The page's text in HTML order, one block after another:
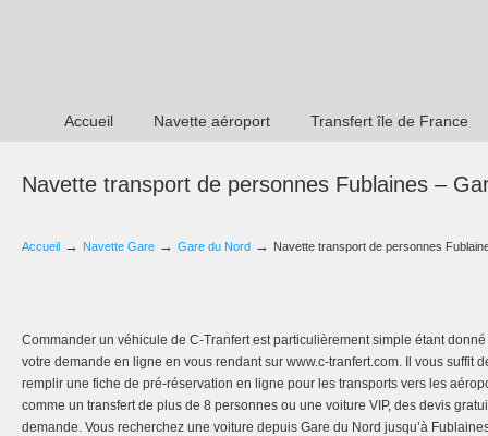
Accueil Navette aéroport Transfert île de France
Navette transport de personnes Fublaines –
Accueil → Navette Gare → Gare du Nord → Navette transport de personnes
Commander un véhicule de C-Tranfert est particulièrement simple étant
votre demande en ligne en vous rendant sur www.c-tranfert.com. Il vous suffit
remplir une fiche de pré-réservation en ligne pour les transports vers les
comme un transfert de plus de 8 personnes ou une voiture VIP, des devis
demande. Vous recherchez une voiture depuis Gare du Nord jusqu’à